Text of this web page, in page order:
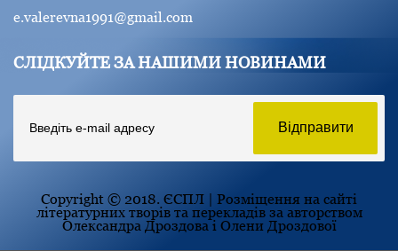
e.valerevna1991@gmail.com
СЛІДКУЙТЕ ЗА НАШИМИ НОВИНАМИ
Copyright © 2018. ЄСПЛ | Розміщення на сайті
літературних творів та перекладів за авторством
Олександра Дроздова і Олени Дроздової